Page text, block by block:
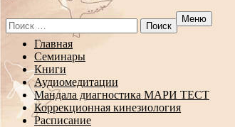
Search
for:
Меню
Перейти
содержанию
Главная
Семинары
Книги
Аудиомедитации
Мандала диагностика МАРИ ТЕСТ
Коррекционная кинезиология
Расписание